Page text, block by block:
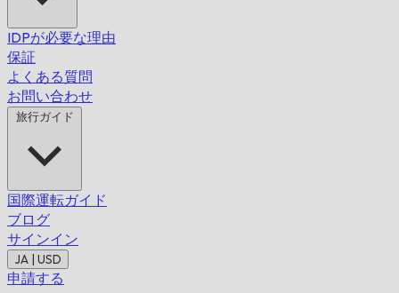
IDPが必要な理由
保証
よくある質問
お問い合わせ
旅行ガイド
国際運転ガイド
ブログ
サインイン
JA | USD
申請する